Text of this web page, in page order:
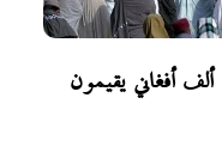
إقليم البنجاب يعيد أكثر من 140 ألف أفغاني يقيمون